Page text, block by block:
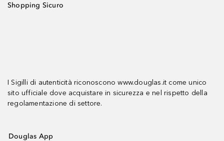
Shopping Sicuro
I Sigilli di autenticità riconoscono www.douglas.it come unico
sito ufficiale dove acquistare in sicurezza e nel rispetto della
regolamentazione di settore.
Douglas App